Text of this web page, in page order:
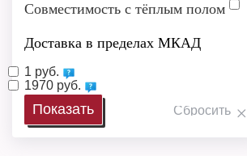
Совместимость с тёплым полом
Доставка в пределах МКАД
1 руб.
1970 руб.